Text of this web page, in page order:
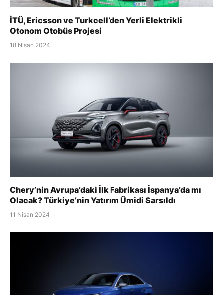
İTÜ, Ericsson ve Turkcell’den Yerli Elektrikli
Otonom Otobüs Projesi
18 Nisan 2024
Chery’nin Avrupa’daki İlk Fabrikası İspanya’da mı
Olacak? Türkiye’nin Yatırım Ümidi Sarsıldı
11 Nisan 2024